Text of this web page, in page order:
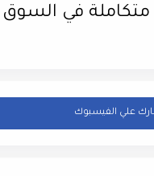
متكاملة في